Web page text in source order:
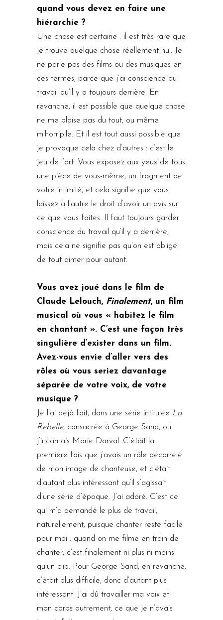
quand vous devez en faire une
hiérarchie ?
Une chose est certaine : il est très rare que
je trouve quelque chose réellement nul. Je
ne parle pas des films ou des musiques en
ces termes, parce que j’ai conscience du
travail qu’il y a toujours derrière. En
revanche, il est possible que quelque chose
ne me plaise pas du tout, ou même
m’horripile. Et il est tout aussi possible que
je provoque cela chez d’autres : c’est le
jeu de l’art. Vous exposez aux yeux de tous
une pièce de vous-même, un fragment de
votre intimité, et cela signifie que vous
laissez à l’autre le droit d’avoir un avis sur
ce que vous faites. Il faut toujours garder
conscience du travail qu’il y a derrière,
mais cela ne signifie pas qu’on est obligé
de tout aimer pour autant.
Vous avez joué dans le film de
Claude Lelouch, Finalement, un film
musical où vous « habitez le film
en chantant ». C’est une façon très
singulière d’exister dans un film.
Avez-vous envie d’aller vers des
rôles où vous seriez davantage
séparée de votre voix, de votre
musique ?
Je l’ai déjà fait, dans une série intitulée La
Rebelle, consacrée à George Sand, où
j’incarnais Marie Dorval. C’était la
première fois que j’avais un rôle décorrélé
de mon image de chanteuse, et c’était
d’autant plus intéressant qu’il s’agissait
d’une série d’époque. J’ai adoré. C’est ce
qui m’a demandé le plus de travail,
naturellement, puisque chanter reste facile
pour moi : quand on me filme en train de
chanter, c’est finalement ni plus ni moins
qu’un clip. Pour George Sand, en revanche,
c’était plus difficile, donc d’autant plus
intéressant. J’ai dû travailler ma voix et
mon corps autrement, ce que je n’avais